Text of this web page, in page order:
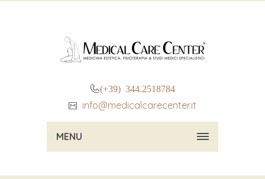
(+39) 344.2518784
info@medicalcarecenter.it
MENU